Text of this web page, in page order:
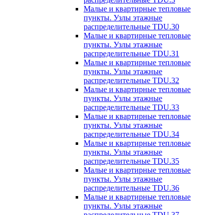
Малые и квартирные тепловые
пункты. Узлы этажные
распределительные TDU.30
Малые и квартирные тепловые
пункты. Узлы этажные
распределительные TDU.31
Малые и квартирные тепловые
пункты. Узлы этажные
распределительные TDU.32
Малые и квартирные тепловые
пункты. Узлы этажные
распределительные TDU.33
Малые и квартирные тепловые
пункты. Узлы этажные
распределительные TDU.34
Малые и квартирные тепловые
пункты. Узлы этажные
распределительные TDU.35
Малые и квартирные тепловые
пункты. Узлы этажные
распределительные TDU.36
Малые и квартирные тепловые
пункты. Узлы этажные